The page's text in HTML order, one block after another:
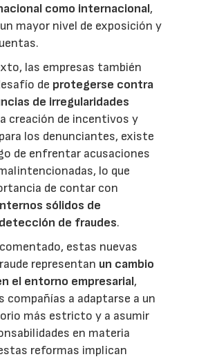
como internacional,
mayor nivel de exposición y
las empresas también
de protegerse contra
de irregularidades
creación de incentivos y
los denunciantes, existe
de enfrentar acusaciones
lo que
de contar con
sólidos de
de fraudes.
estas nuevas
representan un cambio
el entorno empresarial,
compañías a adaptarse a un
más estricto y a asumir
en materia
reformas implican